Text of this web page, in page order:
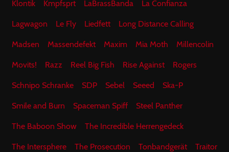
Klontik Kmpfsprt LaBrassBanda La Confianza
Lagwagon Le Fly Liedfett Long Distance Calling
Madsen Massendefekt Maxim Mia Moth Millencolin
Movits! Razz Reel Big Fish Rise Against Rogers
Schnipo Schranke SDP Sebel Seeed Ska-P
Smile and Burn Spaceman Spiff Steel Panther
The Baboon Show The Incredible Herrengedeck
The Intersphere The Prosecution Tonbandgerät Traitor